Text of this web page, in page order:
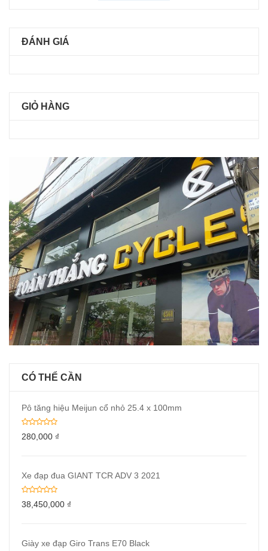
ĐÁNH GIÁ
GIỎ HÀNG
CÓ THỂ CẦN
Pô tăng hiệu Meijun cổ nhỏ 25.4 x 100mm
280,000 ₫
Xe đạp đua GIANT TCR ADV 3 2021
38,450,000 ₫
Giày xe đạp Giro Trans E70 Black